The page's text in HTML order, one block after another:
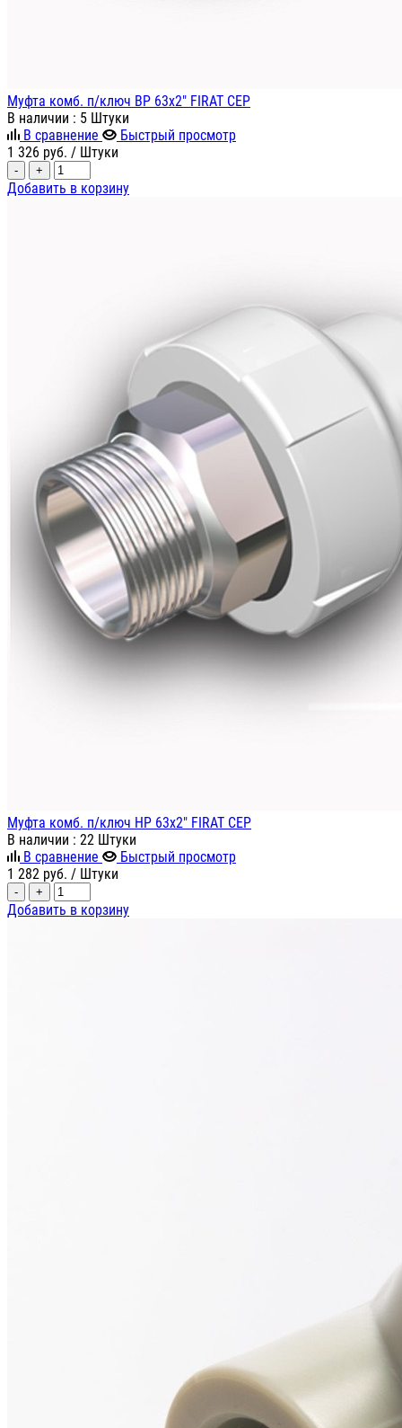
Муфта комб. п/ключ ВР 63х2" FIRAT СЕР
В наличии : 5 Штуки
В сравнение
Быстрый просмотр
1 326 руб. / Штуки
- +
Добавить в корзину
Муфта комб. п/ключ НР 63х2" FIRAT СЕР
В наличии : 22 Штуки
В сравнение
Быстрый просмотр
1 282 руб. / Штуки
- +
Добавить в корзину